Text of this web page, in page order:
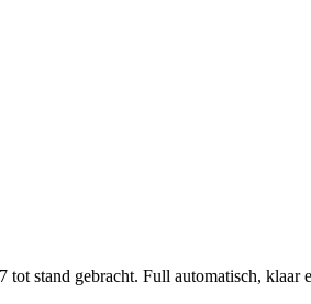
stand gebracht. Full automatisch,